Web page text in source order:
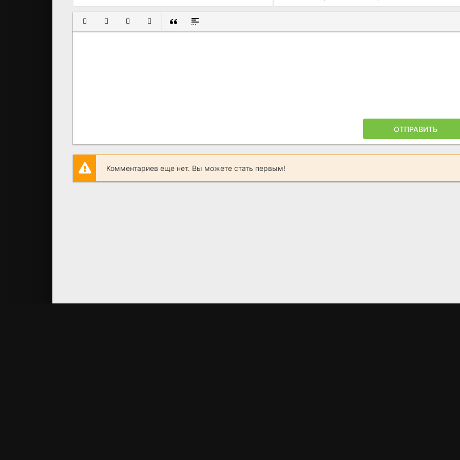
ПОЛУЖИРНЫЙ
КУРСИВПОДЧЕРКНУТЫЙ
ЗАЧЕРКНУТЫЙ
ВСТАВКА ЦИТАТЫ
ВСТАВКА СПОЙЛЕРА
ОТПРАВИТЬ
Комментариев еще нет. Вы можете стать первым!